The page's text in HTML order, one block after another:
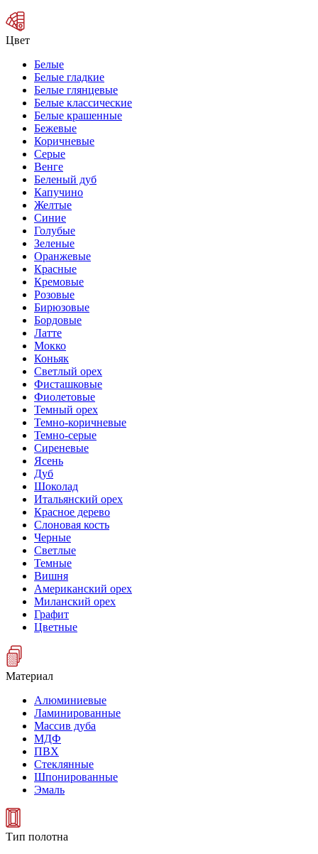
Цвет
Белые
Белые гладкие
Белые глянцевые
Белые классические
Белые крашенные
Бежевые
Коричневые
Серые
Венге
Беленый дуб
Капучино
Желтые
Синие
Голубые
Зеленые
Оранжевые
Красные
Кремовые
Розовые
Бирюзовые
Бордовые
Латте
Мокко
Коньяк
Светлый орех
Фисташковые
Фиолетовые
Темный орех
Темно-коричневые
Темно-серые
Сиреневые
Ясень
Дуб
Шоколад
Итальянский орех
Красное дерево
Слоновая кость
Черные
Светлые
Темные
Вишня
Американский орех
Миланский орех
Графит
Цветные
Материал
Алюминиевые
Ламинированные
Массив дуба
МДФ
ПВХ
Стеклянные
Шпонированные
Эмаль
Тип полотна